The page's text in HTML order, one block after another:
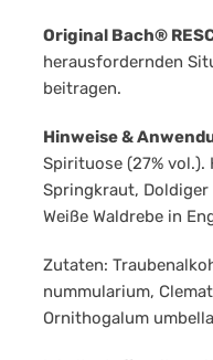
Original Bach®
herausfordernden
beitragen.
Hinweise &
Spirituose (27%
Springkraut, Doldiger
Weiße Waldrebe in
Zutaten:
nummularium,
Ornithogalum